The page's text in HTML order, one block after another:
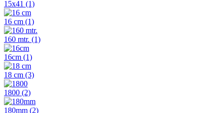
15x41 (1)
16 cm (1)
160 mtr. (1)
16cm (1)
18 cm (3)
1800 (2)
180mm (2)